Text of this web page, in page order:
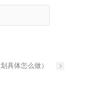
具体怎么做）